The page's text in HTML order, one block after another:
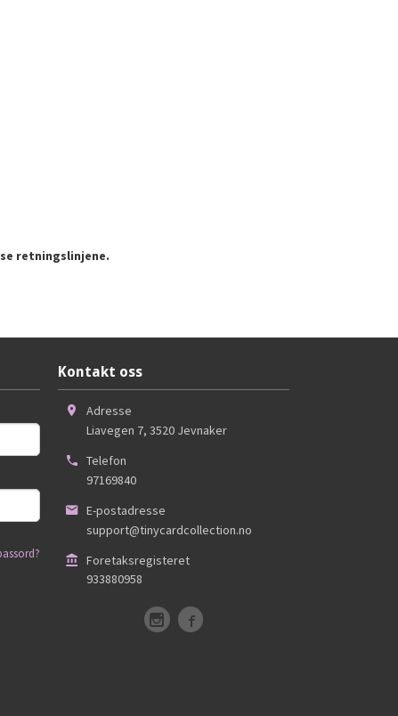
retningslinjene.
Kontakt oss
Adresse
Liavegen 7, 3520 Jevnaker
Telefon
97169840
E-postadresse
support@tinycardcollection.no
Foretaksregisteret
933880958